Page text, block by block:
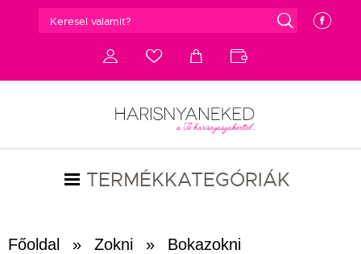
e g
d c a b
TERMÉKKATEGÓRIÁK
Főoldal » Zokni » Bokazokni